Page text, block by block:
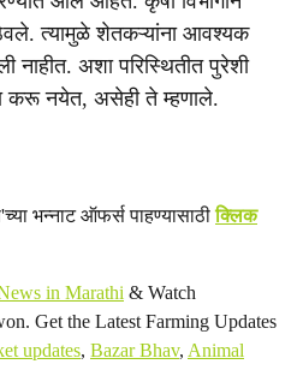
त्यामुळे शेतकऱ्यांना आवश्यक
अशा परिस्थितीत पुरेशी
करू नयेत, असेही ते म्हणाले.
भन्नाट ऑफर्स पाहण्यासाठीक्लिक
in Marathi & Watch
Get the Latest Farming Updates
updates, Bazar Bhav, Animal